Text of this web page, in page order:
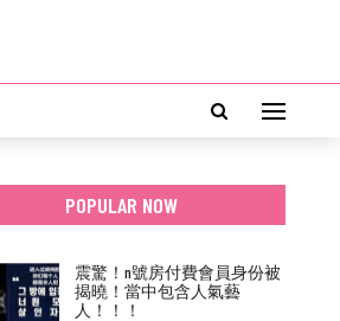
POPULAR NOW
震驚！n號房付費會員身份被
揭曉！當中包含人氣藝
人！！！